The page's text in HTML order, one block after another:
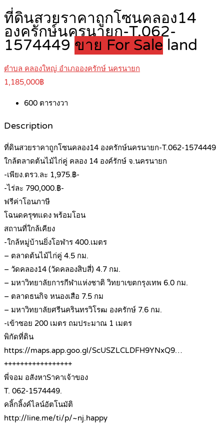
ที่ดินสวยราคาถูกโซนคลอง14
องครักษ์นครนายก-T.062-
1574449 ขาย For Sale land
ตำบล คลองใหญ่ อำเภอองครักษ์ นครนายก
1,185,000฿
600 ตารางวา
Description
ที่ดินสวยราคาถูกโซนคลอง14 องครักษ์นครนายก-T.062-1574449
ใกล้ตลาดต้นไม้ไก่คู่ คลอง 14 องค์รักษ์ จ.นครนายก
-เพียง.ตรว.ละ 1,975.฿-
-ไร่ละ 790,000.฿-
ฟรีค่าโอนภาษี
โฉนดครุฑแดง พร้อมโอน
สถานที่ใกล้เคียง
-ใกล้หมู่บ้านยิ่งโอฬาร 400.เมตร
– ตลาดต้นไม้ไก่คู่ 4.5 กม.
– วัดคลอง14 (วัดคลองสิบสี่) 4.7 กม.
– มหาวิทยาลัยการกีฬาแห่งชาติ วิทยาเขตกรุงเทพ 6.0 กม.
– ตลาดธนกิจ หนองเสือ 7.5 กม
– มหาวิทยาลัยศรีนครินทรวิโรฒ องครักษ์ 7.6 กม.
-เข้าซอย 200 เมตร ถมประมาณ 1 เมตร
พิกัดที่ดิน
https://maps.app.goo.gl/ScUSZLCLDFH9YNxQ9…
+++++++++++++++++
พี่จอม อสังหาSาคาเจ้าของ
T. 062-1574449.
คลิ้กลิ้งค์ไลน์อัตโนมัติ
http://line.me/ti/p/~nj.happy